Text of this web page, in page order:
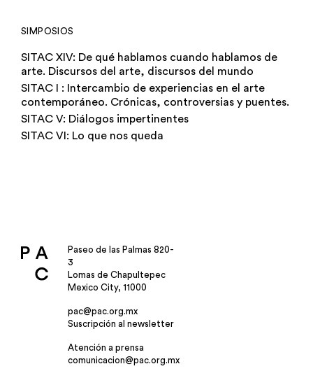
SIMPOSIOS
SITAC XIV: De qué hablamos cuando hablamos de
arte. Discursos del arte, discursos del mundo
SITAC I : Intercambio de experiencias en el arte
contemporáneo. Crónicas, controversias y puentes.
SITAC V: Diálogos impertinentes
SITAC VI: Lo que nos queda
Paseo de las Palmas 820-
3
Lomas de Chapultepec
Mexico City, 11000
pac@pac.org.mx
Suscripción al newsletter
Atención a prensa
comunicacion@pac.org.mx